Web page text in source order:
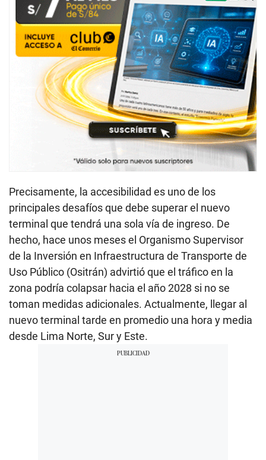
Precisamente, la accesibilidad es uno de los
principales desafíos que debe superar el nuevo
terminal que tendrá una sola vía de ingreso. De
hecho, hace unos meses el Organismo Supervisor
de la Inversión en Infraestructura de Transporte de
Uso Público (Ositrán) advirtió que el tráfico en la
zona podría colapsar hacia el año 2028 si no se
toman medidas adicionales. Actualmente, llegar al
nuevo terminal tarde en promedio una hora y media
desde Lima Norte, Sur y Este.